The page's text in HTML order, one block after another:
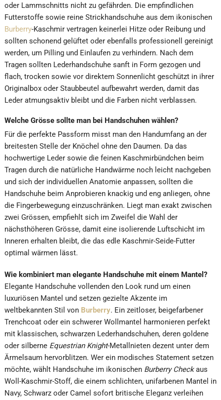
oder Lammschnitts nicht zu gefährden. Die empfindlichen
Futterstoffe sowie reine Strickhandschuhe aus dem ikonischen
Burberry-Kaschmir vertragen keinerlei Hitze oder Reibung und
sollten schonend gelüftet oder ebenfalls professionell gereinigt
werden, um Pilling und Einlaufen zu verhindern. Nach dem
Tragen sollten Lederhandschuhe sanft in Form gezogen und
flach, trocken sowie vor direktem Sonnenlicht geschützt in ihrer
Originalbox oder Staubbeutel aufbewahrt werden, damit das
Leder atmungsaktiv bleibt und die Farben nicht verblassen.
Welche Grösse sollte man bei Handschuhen wählen?
Für die perfekte Passform misst man den Handumfang an der
breitesten Stelle der Knöchel ohne den Daumen. Da das
hochwertige Leder sowie die feinen Kaschmirbündchen beim
Tragen durch die natürliche Handwärme noch leicht nachgeben
und sich der individuellen Anatomie anpassen, sollten die
Handschuhe beim Anprobieren knackig und eng anliegen, ohne
die Fingerbewegung einzuschränken. Liegt man exakt zwischen
zwei Grössen, empfiehlt sich im Zweifel die Wahl der
nächsthöheren Grösse, damit eine isolierende Luftschicht im
Inneren erhalten bleibt, die das edle Kaschmir-Seide-Futter
optimal wärmen lässt.
Wie kombiniert man elegante Handschuhe mit einem Mantel?
Elegante Handschuhe vollenden den Look rund um einen
luxuriösen Mantel und setzen gezielte Akzente im
weltbekannten Stil von Burberry. Ein zeitloser, beigefarbener
Trenchcoat oder ein schwerer Wollmantel harmonieren perfekt
mit klassischen, schwarzen Lederhandschuhen, deren goldene
oder silberne Equestrian Knight-Metallnieten dezent unter dem
Ärmelsaum hervorblitzen. Wer ein modisches Statement setzen
möchte, wählt Handschuhe im ikonischen Burberry Checkaus
Woll-Kaschmir-Stoff, die einem schlichten, unifarbenen Mantel in
Navy, Schwarz oder Camel sofort britische Eleganz verleihen